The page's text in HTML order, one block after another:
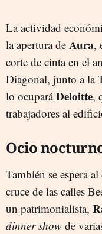
La actividad
la apertura de Aura,
corte de cinta en el
Diagonal, junto a la
lo ocuparáDeloitte,
trabajadores al
Ocio
También se espera
cruce de las calles
un patrimonialista,
dinner show de